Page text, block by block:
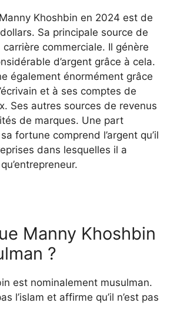
Khoshbin en 2024 est de
Sa principale source de
commerciale. Il génère
d’argent grâce à cela.
également énormément grâce
et à ses comptes de
Ses autres sources de revenus
de marques. Une part
fortune comprend l’argent qu’il
dans lesquelles il a
Manny Khoshbin
?
est nominalement musulman.
l’islam et affirme qu’il n’est pas